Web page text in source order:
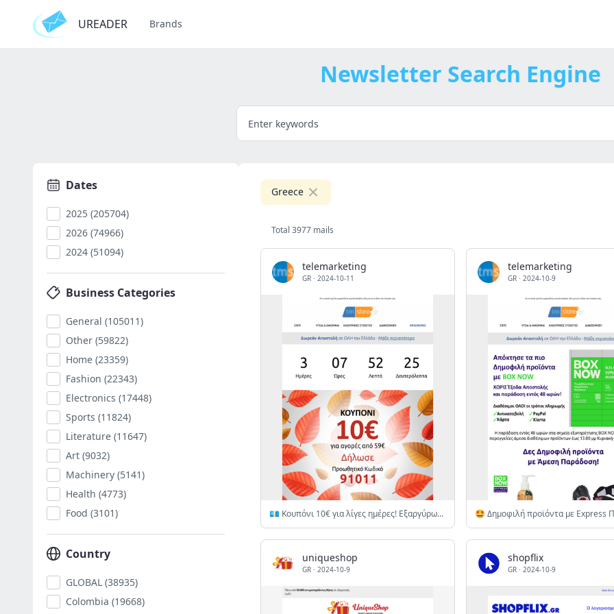
UREADER Brands
Newsletter Search Engine
Dates
2025 (205704)
2026 (74966)
2024 (51094)
Business Categories
General (105011)
Other (59822)
Home (23359)
Fashion (22343)
Electronics (17448)
Sports (11824)
Literature (11647)
Art (9032)
Machinery (5141)
Health (4773)
Food (3101)
Country
GLOBAL (38935)
Colombia (19668)
Greece
Total 3977 mails
telemarketing
GR · 2024-10-11
💶 Κουπόνι 10€ για λίγες ημέρες! Εξαργύρωσέ το τώρα 👉
telemarketing
GR · 2024-10-9
uniqueshop
GR · 2024-10-9
shopflix
GR · 2024-10-9